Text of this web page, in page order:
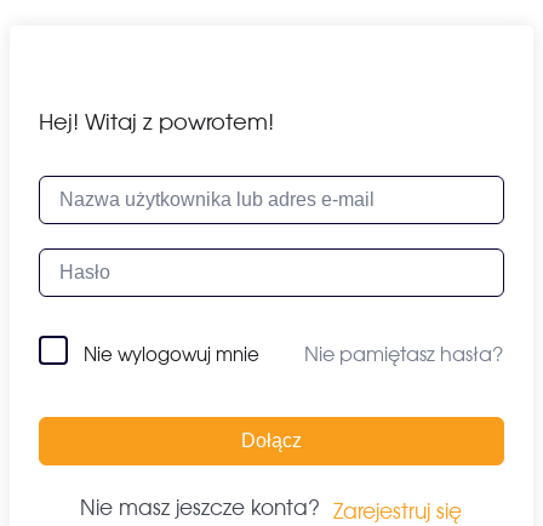
Hej! Witaj z powrotem!
Nie wylogowuj mnie Nie pamiętasz hasła?
Dołącz
Nie masz jeszcze konta? Zarejestruj się